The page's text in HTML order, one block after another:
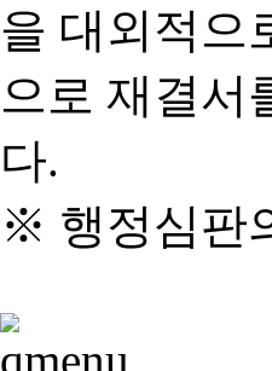
을 대외적으
으로 재결서
다.
※ 행정심판